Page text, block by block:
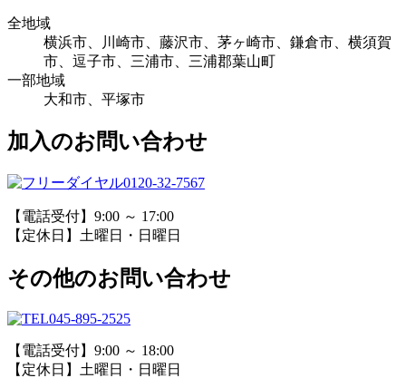
全地域
横浜市、川崎市、藤沢市、茅ヶ崎市、鎌倉市、横須賀
市、逗子市、三浦市、三浦郡葉山町
一部地域
大和市、平塚市
加入のお問い合わせ
0120-32-7567
【電話受付】9:00 ～ 17:00
【定休日】土曜日・日曜日
その他のお問い合わせ
045-895-2525
【電話受付】9:00 ～ 18:00
【定休日】土曜日・日曜日